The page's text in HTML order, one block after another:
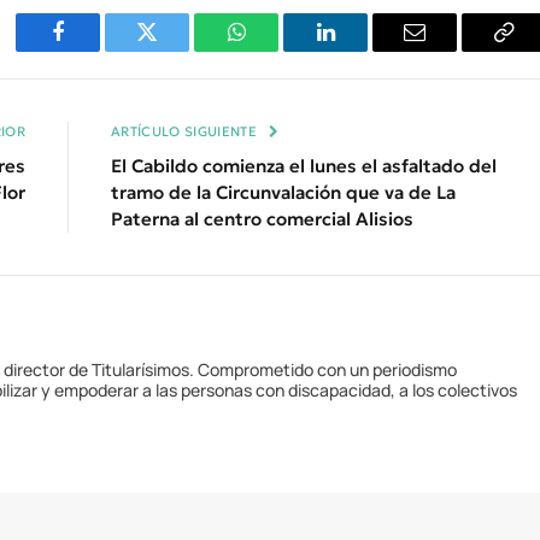
Facebook Twitter WhatsAppLinkedIn Email
ARTÍCULO SIGUIENTE
El Cabildo comienza el lunes el asfaltado del
tramo de la Circunvalación que va de La
Paterna al centro comercial Alisios
de Titularísimos. Comprometido con un periodismo
y empoderar a las personas con discapacidad, a los colectivos